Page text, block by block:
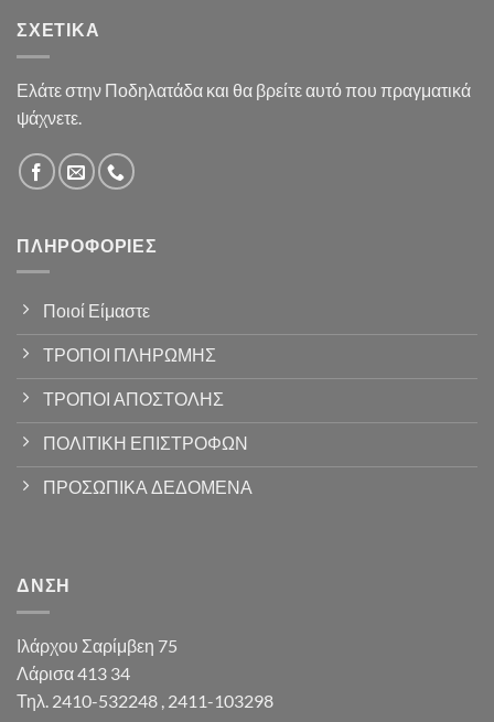
ΣΧΕΤΙΚΆ
Ελάτε στην Ποδηλατάδα και θα βρείτε αυτό που πραγματικά
ψάχνετε.
ΠΛΗΡΟΦΟΡΊΕΣ
Ποιοί Είμαστε
ΤΡΟΠΟΙ ΠΛΗΡΩΜΗΣ
ΤΡΟΠΟΙ ΑΠΟΣΤΟΛΗΣ
ΠΟΛΙΤΙΚΗ ΕΠΙΣΤΡΟΦΩΝ
ΠΡΟΣΩΠΙΚΑ ΔΕΔΟΜΕΝΑ
ΔΝΣΗ
Ιλάρχου Σαρίμβεη 75
Λάρισα 413 34
Τηλ. 2410-532248 , 2411-103298